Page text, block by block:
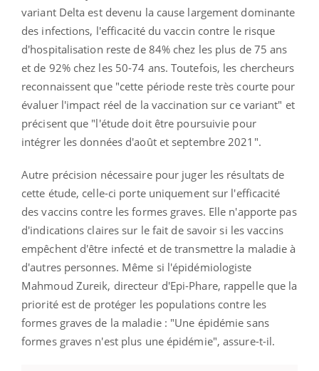
variant Delta est devenu la cause largement dominante
des infections, l'efficacité du vaccin contre le risque
d'hospitalisation reste de 84% chez les plus de 75 ans
et de 92% chez les 50-74 ans. Toutefois, les chercheurs
reconnaissent que "cette période reste très courte pour
évaluer l'impact réel de la vaccination sur ce variant" et
précisent que "l'étude doit être poursuivie pour
intégrer les données d'août et septembre 2021".
Autre précision nécessaire pour juger les résultats de
cette étude, celle-ci porte uniquement sur l'efficacité
des vaccins contre les formes graves. Elle n'apporte pas
d'indications claires sur le fait de savoir si les vaccins
empêchent d'être infecté et de transmettre la maladie à
d'autres personnes. Même si l'épidémiologiste
Mahmoud Zureik, directeur d'Epi-Phare, rappelle que la
priorité est de protéger les populations contre les
formes graves de la maladie : "Une épidémie sans
formes graves n'est plus une épidémie", assure-t-il.